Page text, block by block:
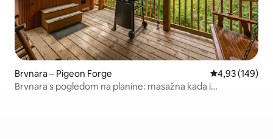
Brvnara – Pigeon Forge Prosječna
4,93 (149)
Brvnara s pogledom na planine: masažna kada i